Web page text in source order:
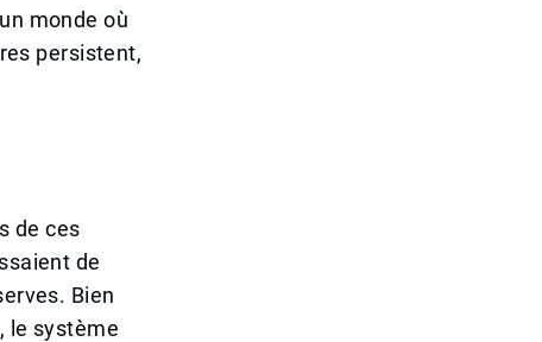
monde où
persistent,
de ces
de
Bien
le système